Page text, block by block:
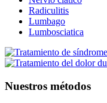
Radiculitis
Lumbago
Lumbosciatica
Nuestros métodos